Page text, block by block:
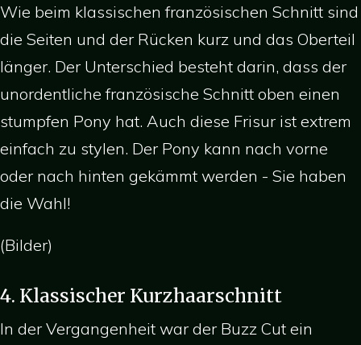
Wie beim klassischen französischen Schnitt sind
die Seiten und der Rücken kurz und das Oberteil
länger. Der Unterschied besteht darin, dass der
unordentliche französische Schnitt oben einen
stumpfen Pony hat. Auch diese Frisur ist extrem
einfach zu stylen. Der Pony kann nach vorne
oder nach hinten gekämmt werden - Sie haben
die Wahl!
(Bilder)
4. Klassischer Kurzhaarschnitt
In der Vergangenheit war der Buzz Cut ein